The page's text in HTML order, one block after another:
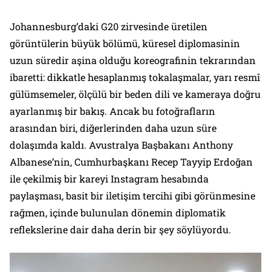
Johannesburg’daki G20 zirvesinde üretilen
görüntülerin büyük bölümü, küresel diplomasinin
uzun süredir aşina olduğu koreografinin tekrarından
ibaretti: dikkatle hesaplanmış tokalaşmalar, yarı resmî
gülümsemeler, ölçülü bir beden dili ve kameraya doğru
ayarlanmış bir bakış. Ancak bu fotoğrafların
arasından biri, diğerlerinden daha uzun süre
dolaşımda kaldı. Avustralya Başbakanı Anthony
Albanese’nin, Cumhurbaşkanı Recep Tayyip Erdoğan
ile çekilmiş bir kareyi Instagram hesabında
paylaşması, basit bir iletişim tercihi gibi görünmesine
rağmen, içinde bulunulan dönemin diplomatik
reflekslerine dair daha derin bir şey söylüyordu.